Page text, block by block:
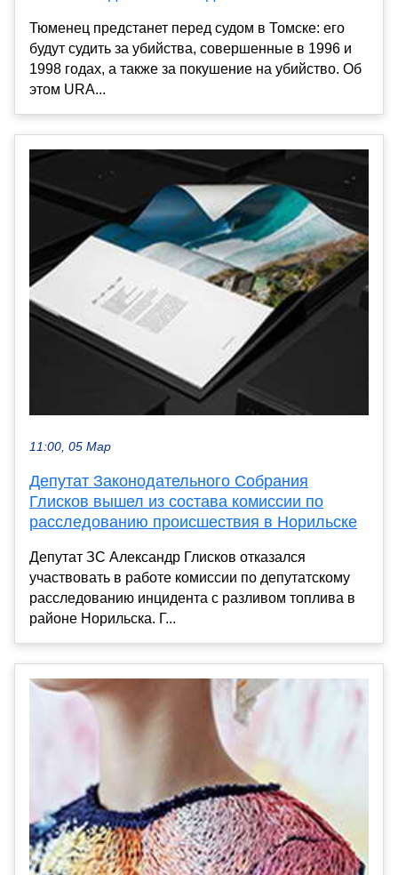
Тюменец предстанет перед судом в Томске: его
будут судить за убийства, совершенные в 1996 и
1998 годах, а также за покушение на убийство. Об
этом URA...
11:00, 05 Мар
Депутат Законодательного Собрания
Глисков вышел из состава комиссии по
расследованию происшествия в Норильске
Депутат ЗС Александр Глисков отказался
участвовать в работе комиссии по депутатскому
расследованию инцидента с разливом топлива в
районе Норильска. Г...